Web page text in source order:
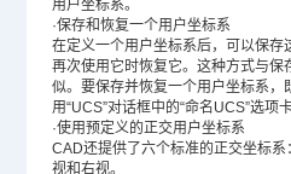
用户坐标系。
·保存和恢复一个用户坐标系
在定义一个用户坐标系后，可以保存
再次使用它时恢复它。这种方式与保
似。要保存并恢复一个用户坐标系
用“UCS”对话框中的“命名UCS”选项卡
·使用预定义的正交用户坐标系
CAD还提供了六个标准的正交坐标
视和右视。